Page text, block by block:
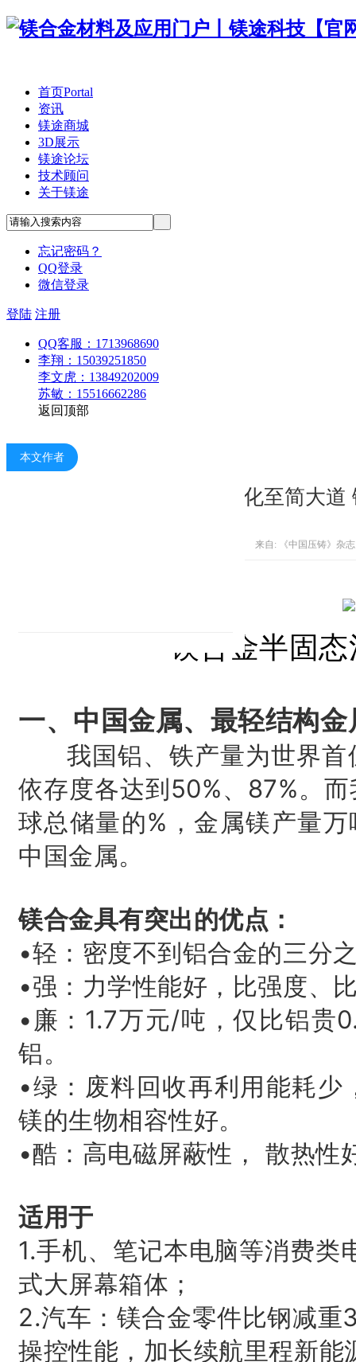
首页Portal
资讯
镁途商城
3D展示
镁途论坛
技术顾问
关于镁途
忘记密码？
QQ登录
微信登录
登陆 注册
QQ客服：1713968690
李翔：15039251850
李文虎：13849202009
苏敏：15516662286
返回顶部
轻量化至简大
来自: 《中国压铸》杂志
镁合金半固
一、中国金属、最轻结构
我国铝、铁产量为世界首
依存度各达到50%、87%。
球总储量的%，金属镁产量
中国金属。
镁合金具有突出的优点：
•轻：密度不到铝合金的三分
•强：力学性能好，比强度、
•廉：1.7万元/吨，仅比铝贵
铝。
•绿：废料回收再利用能耗
镁的生物相容性好。
•酷：高电磁屏蔽性， 散热性
适用于
1.手机、笔记本电脑等消费
式大屏幕箱体；
2.汽车：镁合金零件比钢减
操控性能，加长续航里程新
本文作者